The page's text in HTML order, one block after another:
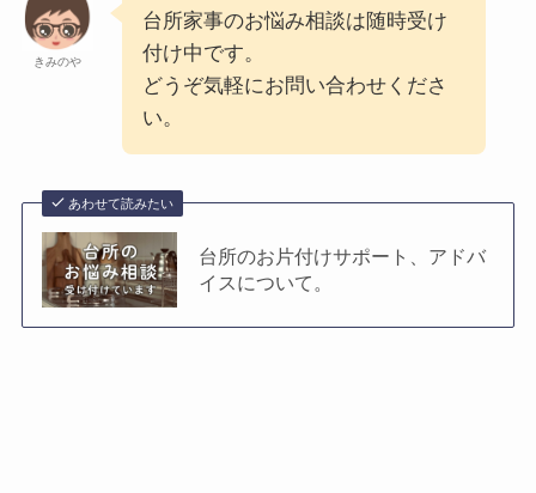
きみのや
台所家事のお悩み相談は随時受け
付け中です。
どうぞ気軽にお問い合わせくださ
い。
あわせて読みたい
台所のお片付けサポート、アドバ
イスについて。